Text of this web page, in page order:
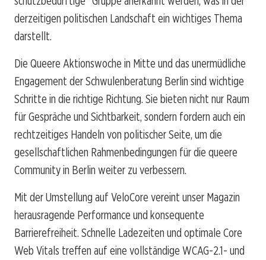
derzeitigen politischen Landschaft ein wichtiges Thema
darstellt.
Die Queere Aktionswoche in Mitte und das unermüdliche
Engagement der Schwulenberatung Berlin sind wichtige
Schritte in die richtige Richtung. Sie bieten nicht nur Raum
für Gespräche und Sichtbarkeit, sondern fordern auch ein
rechtzeitiges Handeln von politischer Seite, um die
gesellschaftlichen Rahmenbedingungen für die queere
Community in Berlin weiter zu verbessern.
Mit der Umstellung auf VeloCore vereint unser Magazin
herausragende Performance und konsequente
Barrierefreiheit. Schnelle Ladezeiten und optimale Core
Web Vitals treffen auf eine vollständige WCAG-2.1- und